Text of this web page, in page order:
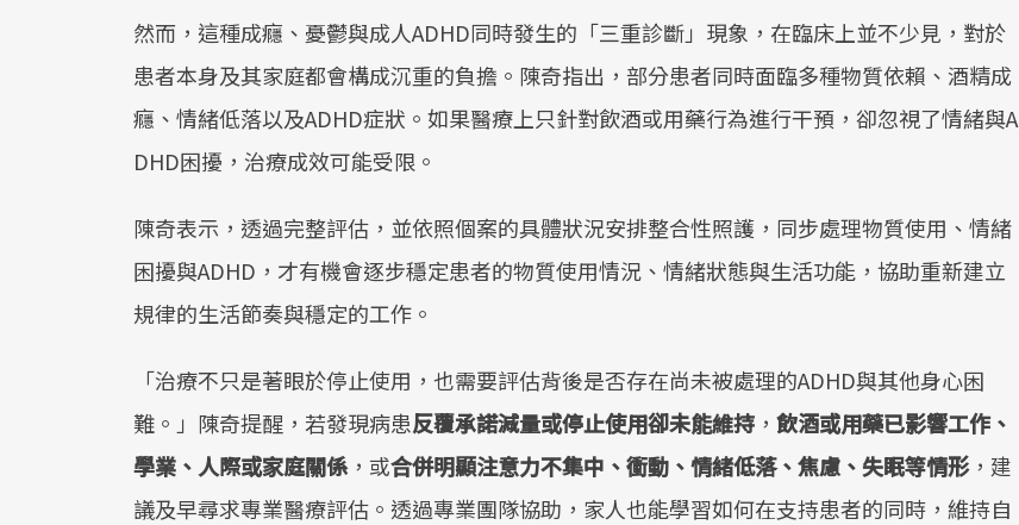
然而，這種成癮、憂鬱與成人ADHD同時發生的「三重診斷」現象，在臨床上並不少見，對於
患者本身及其家庭都會構成沉重的負擔。陳奇指出，部分患者同時面臨多種物質依賴、酒精成
癮、情緒低落以及ADHD症狀。如果醫療上只針對飲酒或用藥行為進行干預，卻忽視了情緒與A
DHD困擾，治療成效可能受限。
陳奇表示，透過完整評估，並依照個案的具體狀況安排整合性照護，同步處理物質使用、情緒
困擾與ADHD，才有機會逐步穩定患者的物質使用情況、情緒狀態與生活功能，協助重新建立
規律的生活節奏與穩定的工作。
「治療不只是著眼於停止使用，也需要評估背後是否存在尚未被處理的ADHD與其他身心困
難。」陳奇提醒，若發現病患反覆承諾減量或停止使用卻未能維持 ， 飲酒或用藥已影響工作、
學業、人際或家庭關係，或合併明顯注意力不集中、衝動、情緒低落、焦慮、失眠等情形，建
議及早尋求專業醫療評估。透過專業團隊協助，家人也能學習如何在支持患者的同時，維持自